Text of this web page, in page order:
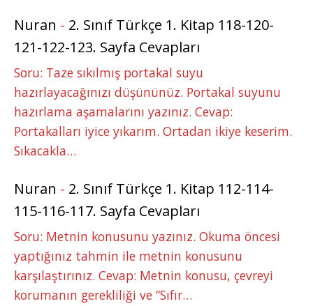
Nuran - 2. Sınıf Türkçe 1. Kitap 118-120-
121-122-123. Sayfa Cevapları
Soru: Taze sıkılmış portakal suyu
hazırlayacağınızı düşününüz. Portakal suyunu
hazırlama aşamalarını yazınız. Cevap:
Portakalları iyice yıkarım. Ortadan ikiye keserim.
Sıkacakla…
Nuran - 2. Sınıf Türkçe 1. Kitap 112-114-
115-116-117. Sayfa Cevapları
Soru: Metnin konusunu yazınız. Okuma öncesi
yaptığınız tahmin ile metnin konusunu
karşılaştırınız. Cevap: Metnin konusu, çevreyi
korumanın gerekliliği ve “Sıfır…